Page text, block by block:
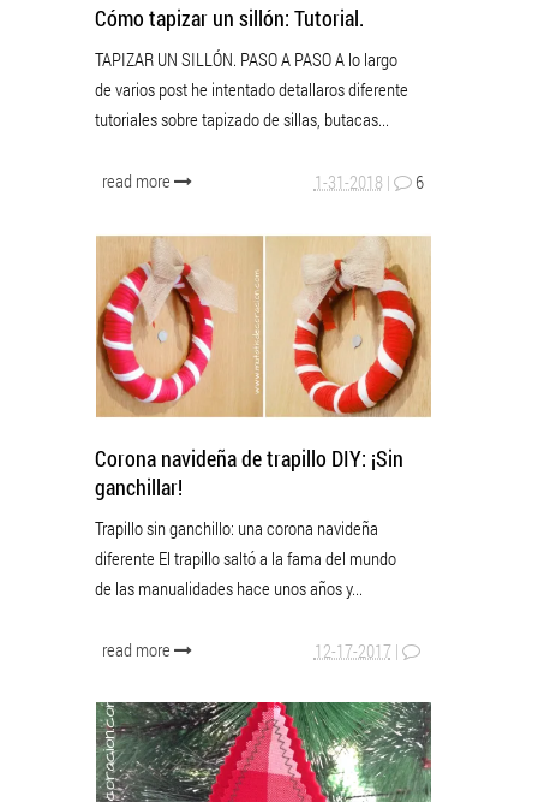
Cómo tapizar un sillón: Tutorial.
TAPIZAR UN SILLÓN. PASO A PASO A lo largo
de varios post he intentado detallaros diferente
tutoriales sobre tapizado de sillas, butacas...
read more 1-31-2018 | 6
Corona navideña de trapillo DIY: ¡Sin
ganchillar!
Trapillo sin ganchillo: una corona navideña
diferente El trapillo saltó a la fama del mundo
de las manualidades hace unos años y...
read more 12-17-2017 |